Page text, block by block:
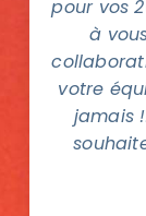
pour vos
à
votre
jamais